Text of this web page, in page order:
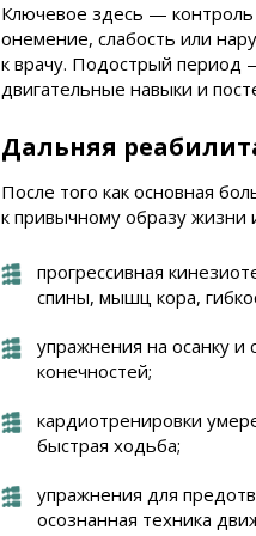
Ключевое здесь — контроль
онемение, слабость или
к врачу. Подострый период
двигательные навыки и
Дальняя
После того как основная
к привычному образу жизни
прогрессивная
спины, мышц кора,
упражнения на осанку и
конечностей;
кардиотренировки
быстрая ходьба;
упражнения для
осознанная техника